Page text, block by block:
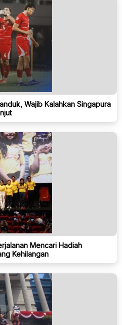
Wajib Kalahkan Singapura
Mencari Hadiah
Kehilangan